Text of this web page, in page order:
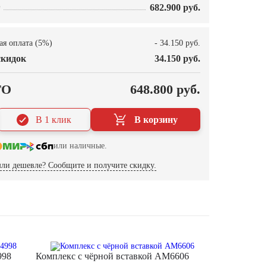
682.900 руб.
оплата (5%) - 34.150 руб.
34.150 руб.
648.800 руб.
В корзину
В 1 клик
или наличные.
дешевле? Сообщите и получите скидку.
Комплекс с чёрной вставкой AM6606